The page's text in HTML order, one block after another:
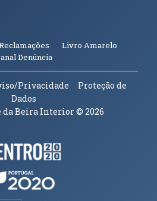
Livro Amarelo
Denúncia(abre em nova janela)
Privacidade
Proteção de
Dados
da Beira Interior© 2026